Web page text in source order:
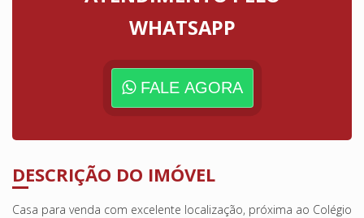
WHATSAPP
FALE AGORA
DESCRIÇÃO DO IMÓVEL
Casa para venda com excelente localização, próxima ao Colégio